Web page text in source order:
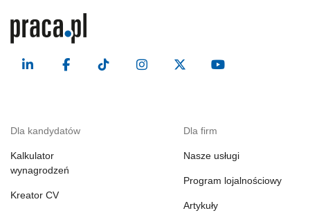
Dla kandydatów
Kalkulator
wynagrodzeń
Kreator CV
Dla firm
Nasze usługi
Program lojalnościowy
Artykuły